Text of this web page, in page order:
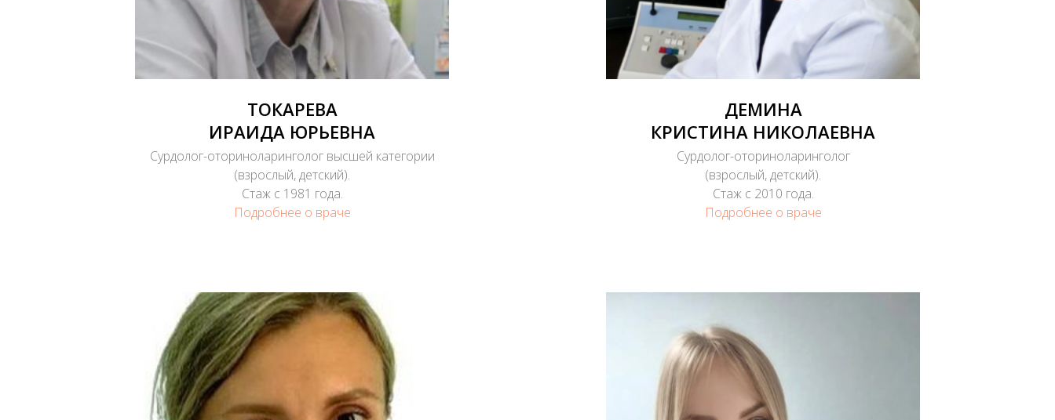
ТОКАРЕВА
ИРАИДА ЮРЬЕВНА
Сурдолог-оториноларинголог высшей категории
(взрослый, детский).
Стаж с 1981 года.
Подробнее о враче
ДЕМИНА
КРИСТИНА НИКОЛАЕВНА
Сурдолог-оториноларинголог
(взрослый, детский).
Стаж с 2010 года.
Подробнее о враче